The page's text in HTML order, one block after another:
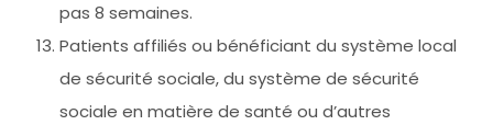
pas 8 semaines.
Patients affiliés ou bénéficiant du système local
de sécurité sociale, du système de sécurité
sociale en matière de santé ou d’autres